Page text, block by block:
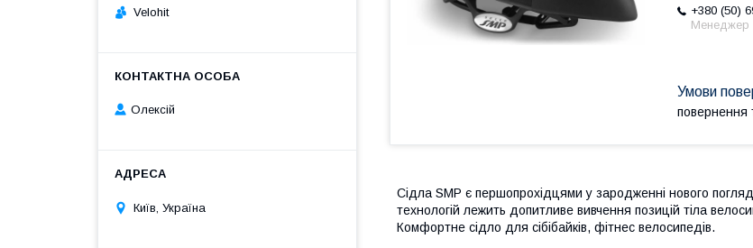
+380 (50)
Менеджер
повернення
Сідла SMP є першопрохідцями у зародженні нового
технологій лежить допитливе вивчення позицій тіла
Комфортне сідло для сібібайків, фітнес велосипедів.
Velohit
Олексій
Київ, Україна